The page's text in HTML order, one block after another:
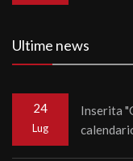
Ultime news
24
Lug
Inserita